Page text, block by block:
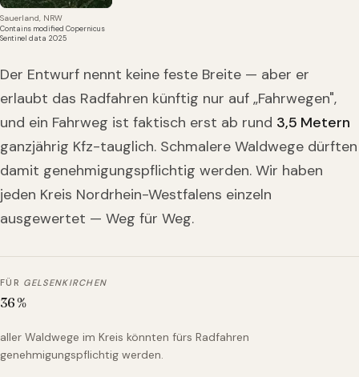
Sauerland, NRW
Contains modified Copernicus
Sentinel data 2025
Der Entwurf nennt keine feste Breite — aber er
erlaubt das Radfahren künftig nur auf „Fahrwegen",
und ein Fahrweg ist faktisch erst ab rund 3,5 Metern
ganzjährig Kfz-tauglich. Schmalere Waldwege dürften
damit genehmigungspflichtig werden. Wir haben
jeden Kreis Nordrhein-Westfalens einzeln
ausgewertet — Weg für Weg.
FÜR GELSENKIRCHEN
36 %
aller Waldwege im Kreis könnten fürs Radfahren
genehmigungspflichtig werden.